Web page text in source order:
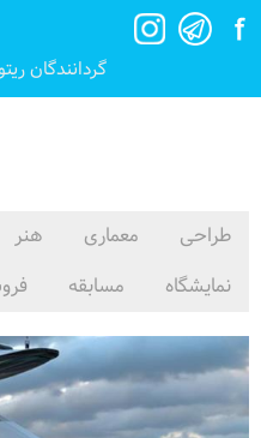
گردانندگان
طراحی معماری هنر
نمایشگاه
مسابقه